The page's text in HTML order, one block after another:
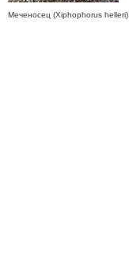
Меченосец (Xiphophorus helleri)